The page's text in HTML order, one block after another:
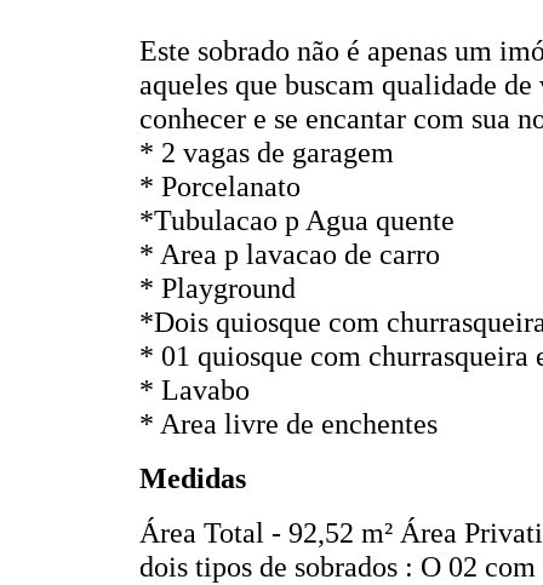
Este sobrado não é apenas um
aqueles que buscam qualidade
conhecer e se encantar com sua
* 2 vagas de garagem
* Porcelanato
*Tubulacao p Agua quente
* Area p lavacao de carro
* Playground
*Dois quiosque com
* 01 quiosque com churrasqueira
* Lavabo
* Area livre de enchentes
Medidas
Área Total - 92,52 m² Área
dois tipos de sobrados : O 02